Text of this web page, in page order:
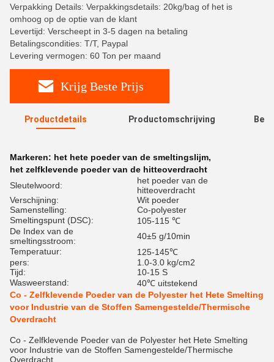
Verpakking Details: Verpakkingsdetails: 20kg/bag of het is
omhoog op de optie van de klant
Levertijd: Verscheept in 3-5 dagen na betaling
Betalingscondities: T/T, Paypal
Levering vermogen: 60 Ton per maand
Krijg Beste Prijs
Productdetails Productomschrijving
Markeren: het hete poeder van de smeltingslijm,
het zelfklevende poeder van de hitteoverdracht
Sleutelwoord:
het poeder van de
hitteoverdracht
Verschijning:
Wit poeder
Samenstelling:
Co-polyester
Smeltingspunt (DSC):
105-115 ℃
De Index van de
smeltingsstroom:
40±5 g/10min
Temperatuur:
125-145℃
pers:
1.0-3.0 kg/cm2
Tijd:
10-15 S
Wasweerstand:
40℃ uitstekend
Co - Zelfklevende Poeder van de Polyester het Hete Smelting
voor Industrie van de Stoffen Samengestelde/Thermische
Overdracht
Co - Zelfklevende Poeder van de Polyester het Hete Smelting
voor Industrie van de Stoffen Samengestelde/Thermische
Overdracht